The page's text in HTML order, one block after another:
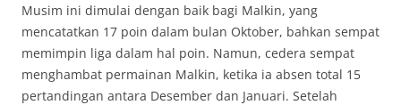
Musim ini dimulai dengan baik bagi Malkin, yang
mencatatkan 17 poin dalam bulan Oktober, bahkan sempat
memimpin liga dalam hal poin. Namun, cedera sempat
menghambat permainan Malkin, ketika ia absen total 15
pertandingan antara Desember dan Januari. Setelah